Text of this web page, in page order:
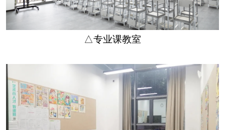
△专业课教室